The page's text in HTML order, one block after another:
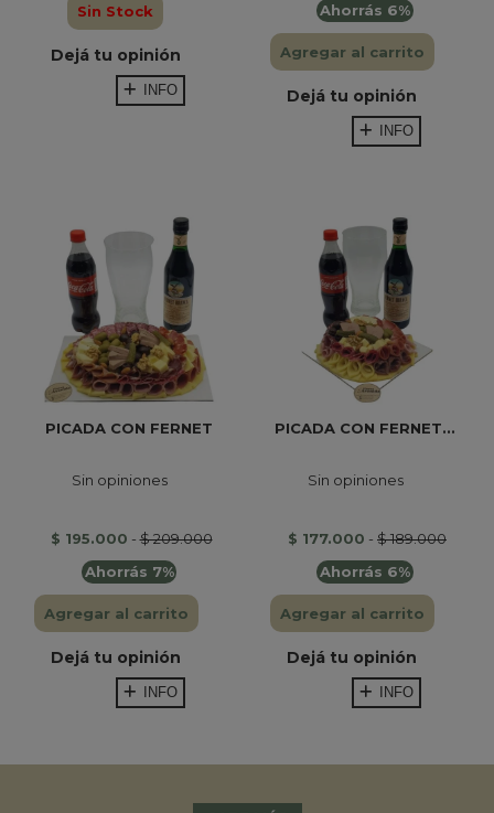
Sin Stock
Dejá tu opinión
INFO
Ahorrás 6%
Agregar al carrito
Dejá tu opinión
INFO
PICADA CON FERNET
Sin opiniones
$ 195.000 -$ 209.000
Ahorrás 7%
Agregar al carrito
Dejá tu opinión
INFO
PICADA CON FERNET...
Sin opiniones
$ 177.000 - $ 189.000
Ahorrás 6%
Agregar al carrito
Dejá tu opinión
INFO